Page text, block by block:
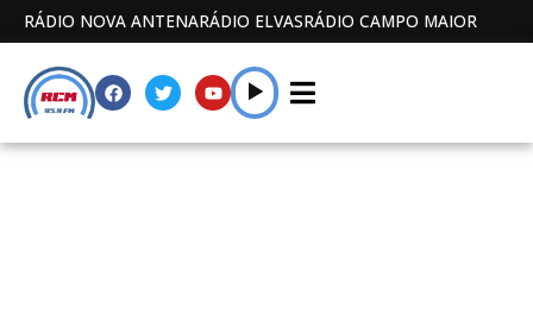
RÁDIO NOVA ANTENARÁDIO ELVASRÁDIO CAMPO MAIOR